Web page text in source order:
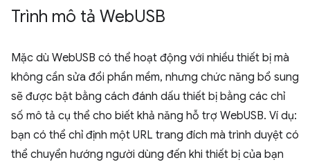
Trình mô tả WebUSB
Mặc dù WebUSB có thể hoạt động với nhiều thiết bị mà
không cần sửa đổi phần mềm, nhưng chức năng bổ sung
sẽ được bật bằng cách đánh dấu thiết bị bằng các chỉ
số mô tả cụ thể cho biết khả năng hỗ trợ WebUSB. Ví dụ:
bạn có thể chỉ định một URL trang đích mà trình duyệt có
thể chuyển hướng người dùng đến khi thiết bị của bạn